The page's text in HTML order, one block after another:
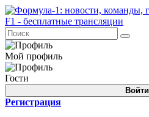
Мой профиль
Гости
Войти
Регистрация